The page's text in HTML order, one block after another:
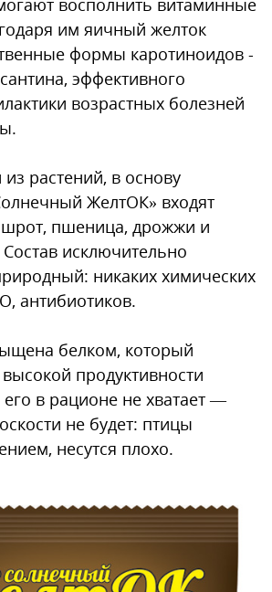
восполнить витаминные
им яичный желток
формы каротиноидов -
эффективного
возрастных болезней
растений, в основу
ЖелтОК» входят
пшеница, дрожжи и
исключительно
никаких химических
антибиотиков.
белком, который
продуктивности
в рационе не хватает —
не будет: птицы
несутся плохо.